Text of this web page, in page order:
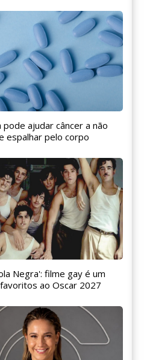
pode ajudar câncer a não
espalhar pelo corpo
Negra': filme gay é um
ao Oscar 2027